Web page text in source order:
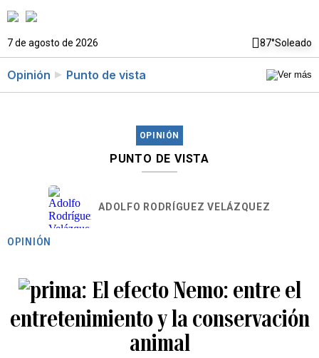
7 de agosto de 2026 87°Soleado
Opinión Punto de vista
OPINIÓN
PUNTO DE VISTA
ADOLFO RODRÍGUEZ VELÁZQUEZ
OPINIÓN
El efecto Nemo: entre el
entretenimiento y la conservación
animal